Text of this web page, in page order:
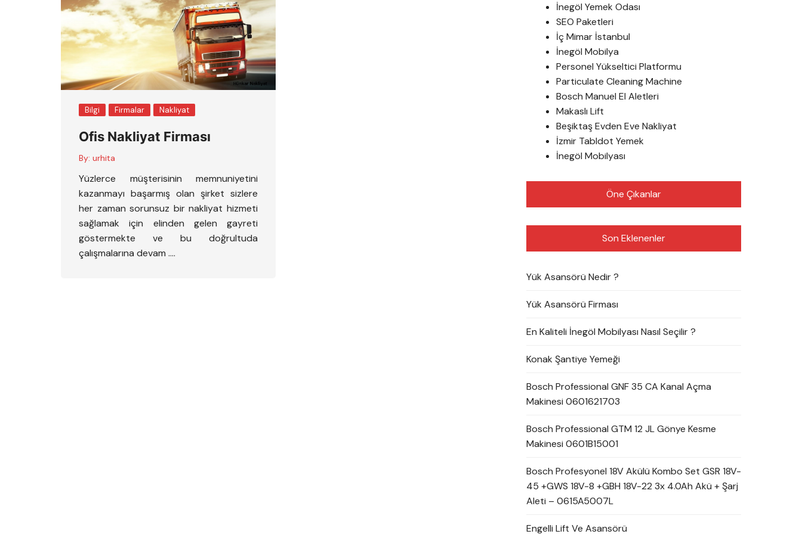
Bilgi Firmalar Nakliyat
Ofis Nakliyat Firması
By: urhita
Yüzlerce müşterisinin memnuniyetini
kazanmayı başarmış olan şirket sizlere
her zaman sorunsuz bir nakliyat hizmeti
sağlamak için elinden gelen gayreti
göstermekte ve bu doğrultuda
çalışmalarına devam ….
İnegöl Yemek Odası
SEO Paketleri
İç Mimar İstanbul
İnegöl Mobilya
Personel Yükseltici Platformu
Particulate Cleaning Machine
Bosch Manuel El Aletleri
Makaslı Lift
Beşiktaş Evden Eve Nakliyat
İzmir Tabldot Yemek
İnegöl Mobilyası
Öne Çıkanlar
Son Eklenenler
Yük Asansörü Nedir ?
Yük Asansörü Firması
En Kaliteli İnegöl Mobilyası Nasıl Seçilir ?
Konak Şantiye Yemeği
Bosch Professional GNF 35 CA Kanal Açma
Makinesi 0601621703
Bosch Professional GTM 12 JL Gönye Kesme
Makinesi 0601B15001
Bosch Profesyonel 18V Akülü Kombo Set GSR 18V-
45 +GWS 18V-8 +GBH 18V-22 3x 4.0Ah Akü + Şarj
Aleti – 0615A5007L
Engelli Lift Ve Asansörü